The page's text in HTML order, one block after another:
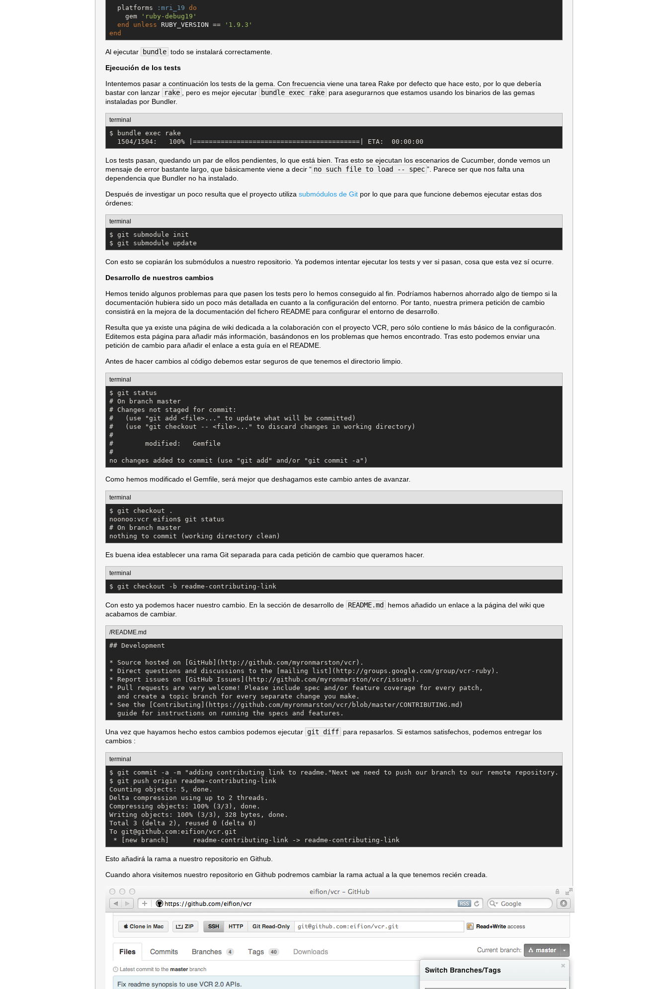
  platforms
:mri_19 do
    gem
' ruby-debug19 '
end
unless RUBY_VERSION == ' 1.9.3 '
end
Al ejecutar bundle todo se instalará correctamente.
Ejecución de los tests
Intentemos pasar a continuación los tests de la gema. Con frecuencia viene una tarea Rake por defecto que hace esto, por lo que debería
bastar con lanzar
rake , pero es mejor ejecutar bundle exec rake para asegurarnos que estamos usando los binarios de las gemas
instaladas por Bundler.
terminal
$ bundle exec rake
  1504/1504:   100% |==========================================| ETA:  00:00:00
Los tests pasan, quedando un par de ellos pendientes, lo que está bien. Tras esto se ejecutan los escenarios de Cucumber, donde vemos un
mensaje de error bastante largo, que básicamente viene a decir “ no such file to load -- spec ”. Parece ser que nos falta una
dependencia que Bundler no ha instalado.
Después de investigar un poco resulta que el proyecto utiliza submódulos de Git por lo que para que funcione debemos ejecutar estas dos
órdenes:
terminal
$ git submodule init
$ git submodule update
Con esto se copiarán los submódulos a nuestro repositorio. Ya podemos intentar ejecutar los tests y ver si pasan, cosa que esta vez sí ocurre.
Desarrollo de nuestros cambios
Hemos tenido algunos problemas para que pasen los tests pero lo hemos conseguido al fin. Podríamos habernos ahorrado algo de tiempo si la
documentación hubiera sido un poco más detallada en cuanto a la configuración del entorno. Por tanto, nuestra primera petición de cambio
consistirá en la mejora de la documentación del fichero README para configurar el entorno de desarrollo.
Resulta que ya existe una página de wiki dedicada a la colaboración con el proyecto VCR, pero sólo contiene lo más básico de la configuracón.
Editemos esta página para añadir más información, basándonos en los problemas que hemos encontrado. Tras esto podemos enviar una
petición de cambio para añadir el enlace a esta guía en el README.
Antes de hacer cambios al código debemos estar seguros de que tenemos el directorio limpio.
terminal
$ git status
# On branch master
# Changes not staged for commit:
#   (use "git add <file>..." to update what will be committed)
#   (use "git checkout -- <file>..." to discard changes in working directory)
#
#        modified:   Gemfile
#
no changes added to commit (use "git add" and/or "git commit -a")
Como hemos modificado el Gemfile, será mejor que deshagamos este cambio antes de avanzar.
terminal
$ git checkout .
noonoo:vcr eifion$ git status
# On branch master
nothing to commit (working directory clean)
Es buena idea establecer una rama Git separada para cada petición de cambio que queramos hacer.
terminal
$ git checkout -b readme-contributing-link
Con esto ya podemos hacer nuestro cambio. En la sección de desarrollo de README.md
hemos añadido un enlace a la página del wiki que
acabamos de cambiar.
/README.md
## Development
* Source hosted on [GitHub](http://github.com/myronmarston/vcr).
* Direct questions and discussions to the [mailing list](http://groups.google.com/group/vcr-ruby).
* Report issues on [GitHub Issues](http://github.com/myronmarston/vcr/issues).
* Pull requests are very welcome! Please include spec and/or feature coverage for every patch,
  and create a topic branch for every separate change you make.
* See the [Contributing](https://github.com/myronmarston/vcr/blob/master/CONTRIBUTING.md)
  guide for instructions on running the specs and features.
Una vez que hayamos hecho estos cambios podemos ejecutar git diff para repasarlos. Si estamos satisfechos, podemos entregar los
cambios :
terminal
$ git commit -a -m "adding contributing link to readme."Next we need to push our branch to our remote repository.
$ git push origin readme-contributing-link
Counting objects: 5, done.
Delta compression using up to 2 threads.
Compressing objects: 100% (3/3), done.
Writing objects: 100% (3/3), 328 bytes, done.
Total 3 (delta 2), reused 0 (delta 0)
To git@github.com:eifion/vcr.git
* [new branch]      readme-contributing-link -> readme-contributing-link
Esto añadirá la rama a nuestro repositorio en Github.
Cuando ahora visitemos nuestro repositorio en Github podremos cambiar la rama actual a la que tenemos recién creada.